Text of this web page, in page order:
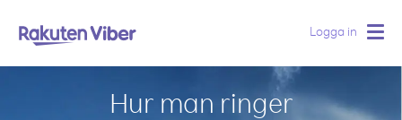
Logga in
Hur man ringer